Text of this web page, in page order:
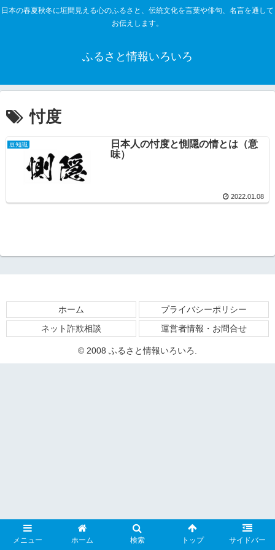
日本の春夏秋冬に垣間見える心のふるさと、伝統文化を言葉や俳句、名言を通して
お伝えします。
ふるさと情報いろいろ
忖度
豆知識
日本人の忖度と惻隠の情とは（意
味）
2022.01.08
ホーム
プライバシーポリシー
ネット詐欺相談
運営者情報・お問合せ
© 2008 ふるさと情報いろいろ.
メニュー ホーム 検索 トップ サイドバー